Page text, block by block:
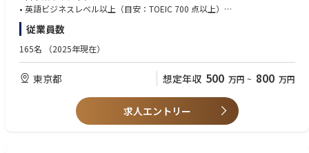
また、海外本社との折衝でASUS製品の日本ローカライズ化の業務が多く
【主な担当業務内容】
• 常に最新の市場トレンドと競合情報を分析し、市場を細分化し、顧客タ
ーゲットを定め、競合との差別化を図るSTP戦略の策定と実行
• 自社内のプロダクトマネージャーと営業部と連携しながら、GTM（Go t
POPのプロデュース、オンライン＆オフラインの広告展開、SNS キャンペ
ーン企画、量販店内の ASUS コーナー設計と展開（shop-in-shop）など）
• 英語ビジネスレベル以上（目安：TOEIC 700 点以上）
歓迎：
• 法人向けの IT 関連商材のマーケティング企画の実務経験がある方
• パソコン及びパソコンパーツ製品の知識、もしくはパソコンゲームやパ
ソコンガジェットへ
の高い興味や関心がある方
• 外資系企業での勤務経験者
従業員数
165名 （2025年現在）
東京都 想定年収 500 万円 ~ 800 万円
求人エントリー